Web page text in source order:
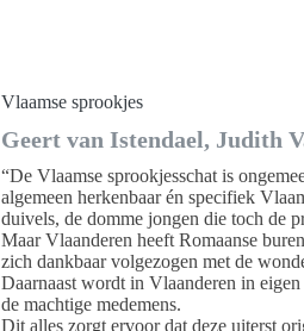
Vlaamse sprookjes
Geert van Istendael, Judith
“De Vlaamse sprookjesschat is
algemeen herkenbaar én specifiek
duivels, de domme jongen die toch de
Maar Vlaanderen heeft Romaanse
zich dankbaar volgezogen met de
Daarnaast wordt in Vlaanderen in
de machtige medemens.
Dit alles zorgt ervoor dat deze uiterst